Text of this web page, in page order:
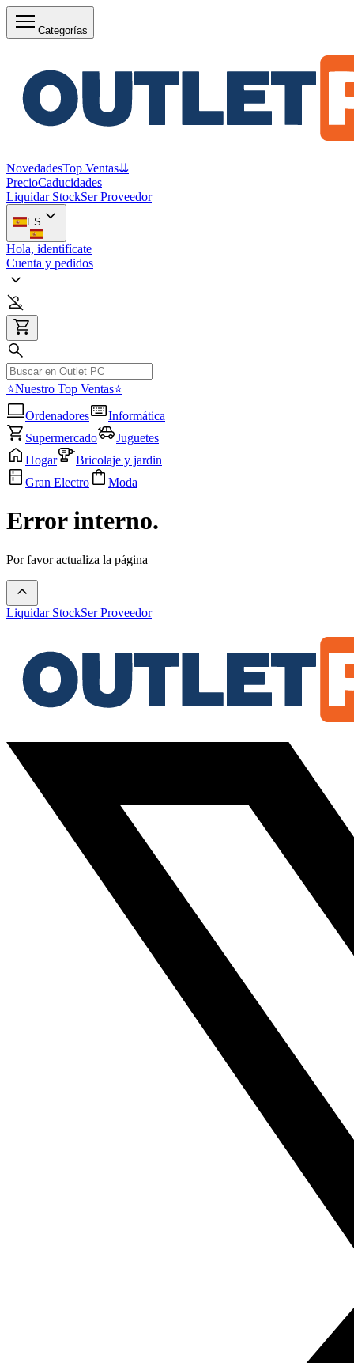
Categorías
NovedadesTop Ventas⇊
PrecioCaducidades
Liquidar StockSer Proveedor
ES
Hola, identifícate
Cuenta y pedidos
⭐Nuestro Top Ventas⭐
Ordenadores
Informática
Supermercado
Juguetes
Hogar
Bricolaje y jardin
Gran Electro
Moda
Error interno.
Por favor actualiza la página
Liquidar StockSer Proveedor